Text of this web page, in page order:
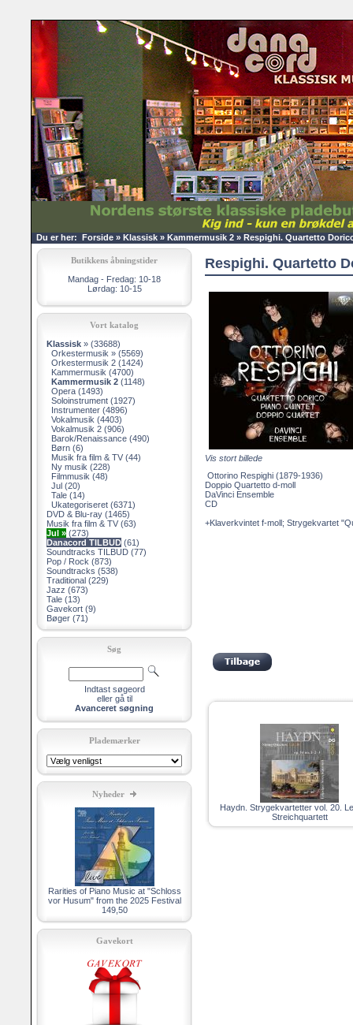
Du er her: Forside » Klassisk » Kammermusik 2 » Respighi. Quartetto
Butikkens åbningstider
Mandag - Fredag: 10-18
Lørdag: 10-15
Vort katalog
Klassisk » (33688)
Orkestermusik » (5569)
Orkestermusik 2 (1424)
Kammermusik (4700)
Kammermusik 2 (1148)
Opera (1493)
Soloinstrument (1927)
Instrumenter (4896)
Vokalmusik (4403)
Vokalmusik 2 (906)
Barok/Renaissance (490)
Børn (6)
Musik fra film & TV (44)
Ny musik (228)
Filmmusik (48)
Jul (20)
Tale (14)
Ukategoriseret (6371)
DVD & Blu-ray (1465)
Musik fra film & TV (63)
Jul » (273)
Danacord TILBUD (61)
Soundtracks TILBUD (77)
Pop / Rock (873)
Soundtracks (538)
Traditional (229)
Jazz (673)
Tale (13)
Gavekort (9)
Bøger (71)
Søg
Indtast søgeord
eller gå til
Avanceret søgning
Plademærker
Nyheder
Rarities of Piano Music at "Schloss
vor Husum" from the 2025 Festival
149,50
Gavekort
Respighi. Quartetto
Vis stort billede
Ottorino Respighi (1879-1936)
Doppio Quartetto d-moll
DaVinci Ensemble
CD
+Klaverkvintet f-moll; Strygekvartet
Haydn. Strygekvartetter vol. 20.
Streichquartett